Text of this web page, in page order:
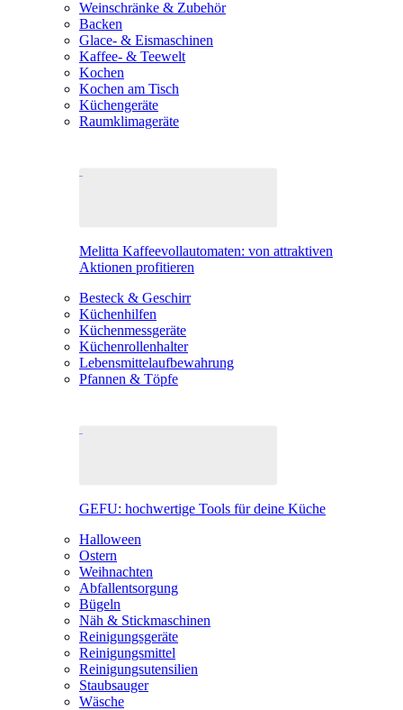
Weinschränke & Zubehör
Backen
Glace- & Eismaschinen
Kaffee- & Teewelt
Kochen
Kochen am Tisch
Küchengeräte
Raumklimageräte
Melitta Kaffeevollautomaten: von attraktiven
Aktionen profitieren
Besteck & Geschirr
Küchenhilfen
Küchenmessgeräte
Küchenrollenhalter
Lebensmittelaufbewahrung
Pfannen & Töpfe
GEFU: hochwertige Tools für deine Küche
Halloween
Ostern
Weihnachten
Abfallentsorgung
Bügeln
Näh & Stickmaschinen
Reinigungsgeräte
Reinigungsmittel
Reinigungsutensilien
Staubsauger
Wäsche